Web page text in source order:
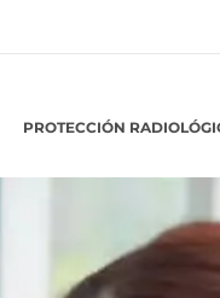
PROTECCIÓN